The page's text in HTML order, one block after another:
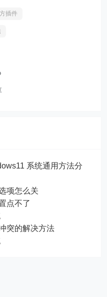
插件
系统通用方法分
项怎么关
点不了
突的解决方法